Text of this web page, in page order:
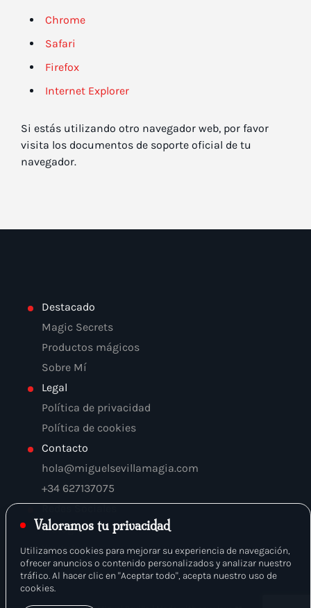
Valoramos tu privacidad
Utilizamos cookies para mejorar su experiencia de navegación,
ofrecer anuncios o contenido personalizados y analizar nuestro
tráfico. Al hacer clic en "Aceptar todo", acepta nuestro uso de
cookies.
Chrome
Safari
Firefox
Internet Explorer
Si estás utilizando otro navegador web, por favor
visita los documentos de soporte oficial de tu
navegador.
Destacado
Magic Secrets
Productos mágicos
Sobre Mí
Legal
Política de privacidad
Política de cookies
Contacto
hola@miguelsevillamagia.com
+34 627137075
Redes Sociales
Instagram
Youtube